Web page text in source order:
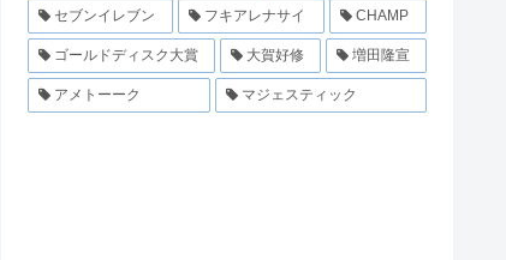
セブンイレブン フキアレナサイ CHAMP
ゴールドディスク大賞 大賀好修 増田隆宣
アメトーーク マジェスティック